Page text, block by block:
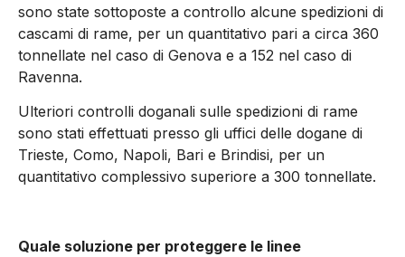
sono state sottoposte a controllo alcune spedizioni di
cascami di rame, per un quantitativo pari a circa 360
tonnellate nel caso di Genova e a 152 nel caso di
Ravenna.
Ulteriori controlli doganali sulle spedizioni di rame
sono stati effettuati presso gli uffici delle dogane di
Trieste, Como, Napoli, Bari e Brindisi, per un
quantitativo complessivo superiore a 300 tonnellate.
Quale soluzione per proteggere le linee